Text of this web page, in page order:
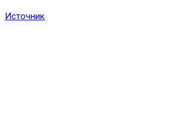
Источник